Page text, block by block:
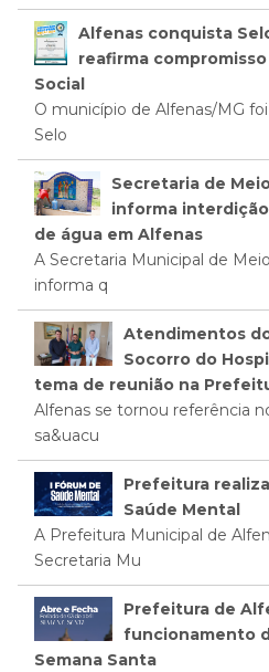
Alfenas conquista
reafirma
Social
O município de Alfenas/MG
Selo
Secretaria de
informa
de água em Alfenas
A Secretaria Municipal de
informa q
Atendimentos
Socorro do
tema de reunião na
Alfenas se tornou referência
sa&uacu
Prefeitura realiza
Saúde Mental
A Prefeitura Municipal de
Secretaria Mu
Prefeitura de
funcionamento
Semana Santa